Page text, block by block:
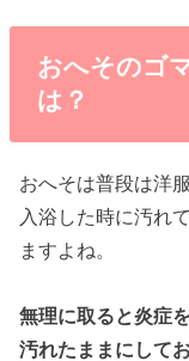
おへそのゴ
は？
おへそは普段は洋
入浴した時に汚れ
ますよね。
無理に取ると炎症
汚れたままにして